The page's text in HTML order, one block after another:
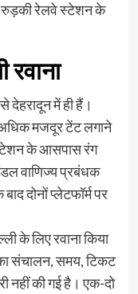
रुड़की रेलवे स्टेशन के
रवाना
देहरादून में ही हैं।
मजदूर टेंट लगाने
के आसपास रंग
वाणिज्य प्रबंधक
दोनों प्लेटफॉर्म पर
के लिए रवाना किया
संचालन, समय, टिकट
नहीं की गई है। एक-दो